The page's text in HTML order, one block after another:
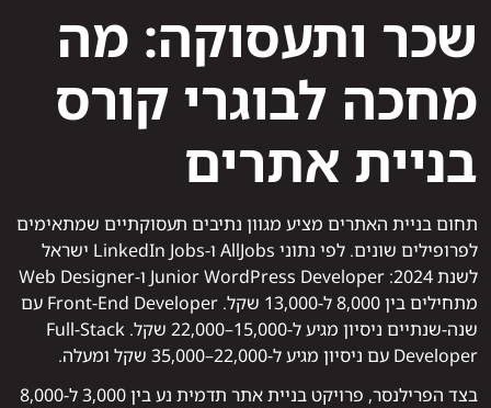
שכר ותעסוקה: מה
מחכה לבוגרי קורס
בניית אתרים
תחום בניית האתרים מציע מגוון נתיבים תעסוקתיים שמתאימים
לפרופילים שונים. לפי נתוני AllJobs ו-LinkedIn Jobs ישראל
לשנת 2024: Junior WordPress Developer ו-Web Designer
מתחילים בין 8,000 ל-13,000 שקל. Front-End Developer עם
שנה-שנתיים ניסיון מגיע ל-15,000–22,000 שקל. Full-Stack
Developer עם ניסיון מגיע ל-22,000–35,000 שקל ומעלה.
בצד הפרילנסר, פרויקט בניית אתר תדמית נע בין 3,000 ל-8,000